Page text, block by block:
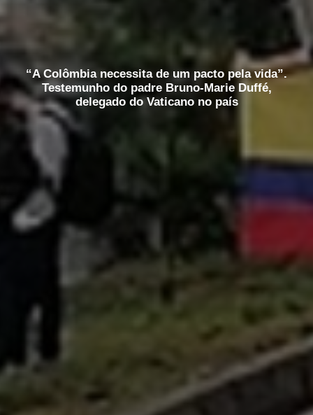
“A Colômbia necessita de um pacto pela vida”.
Testemunho do padre Bruno-Marie Duffé,
delegado do Vaticano no país